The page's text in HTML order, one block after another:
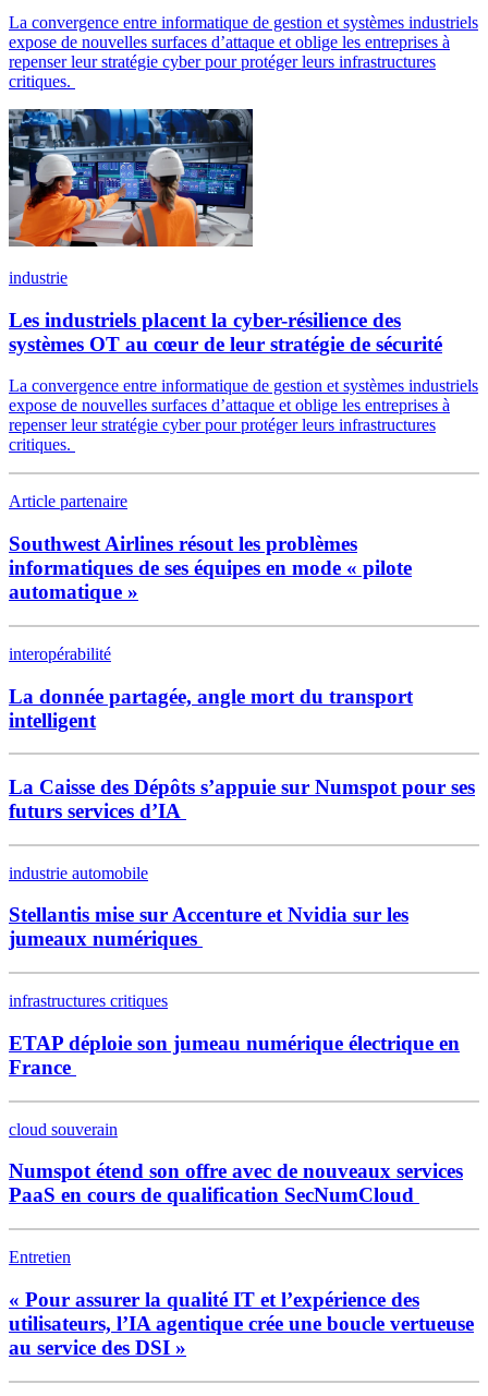
La convergence entre informatique de gestion et systèmes industriels
expose de nouvelles surfaces d’attaque et oblige les entreprises à
repenser leur stratégie cyber pour protéger leurs infrastructures
critiques.
industrie
Les industriels placent la cyber-résilience des
systèmes OT au cœur de leur stratégie de sécurité
La convergence entre informatique de gestion et systèmes industriels
expose de nouvelles surfaces d’attaque et oblige les entreprises à
repenser leur stratégie cyber pour protéger leurs infrastructures
critiques.
Article partenaire
Southwest Airlines résout les problèmes
informatiques de ses équipes en mode « pilote
automatique »
interopérabilité
La donnée partagée, angle mort du transport
intelligent
La Caisse des Dépôts s’appuie sur Numspot pour ses
futurs services d’IA
industrie automobile
Stellantis mise sur Accenture et Nvidia sur les
jumeaux numériques
infrastructures critiques
ETAP déploie son jumeau numérique électrique en
France
cloud souverain
Numspot étend son offre avec de nouveaux services
PaaS en cours de qualification SecNumCloud
Entretien
« Pour assurer la qualité IT et l’expérience des
utilisateurs, l’IA agentique crée une boucle vertueuse
au service des DSI »